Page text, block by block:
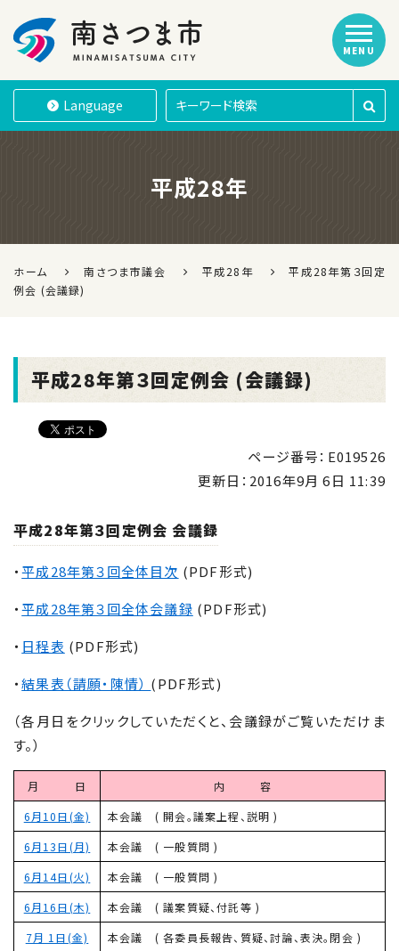
南さつま市
Language
MENU
平成28年
ホーム 南さつま市議会 平成28年
平成28年第３回定
例会 (会議録)
平成28年第３回定例会 (会議録)
ページ番号：E019526
更新日： 2016年9月 6日 11:39
平成28年第３回定例会 会議録
・平成28年第３回全体目次 (PDF形式)
・平成28年第３回全体会議録 (PDF形式)
・ 日程表 (PDF形式)
・結果表（請願・陳情） (PDF形式)
（各月日をクリックしていただくと、会議録がご覧いただけま
す。）
月 日
内 容
6月10日(金)
本会議 ( 開会。議案上程、説明 )
6月13日(月)
本会議 ( 一般質問 )
6月14日(火)
本会議 ( 一般質問 )
6月16日(木)
本会議 ( 議案質疑、付託等 )
7月 1日(金)
本会議 ( 各委員長報告、質疑、討論、表決。閉会 )